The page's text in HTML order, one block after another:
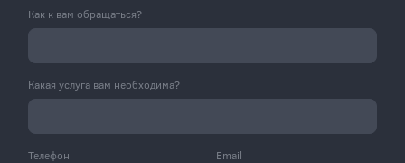
Как к вам обращаться?
Какая услуга вам необходима?
Телефон Email